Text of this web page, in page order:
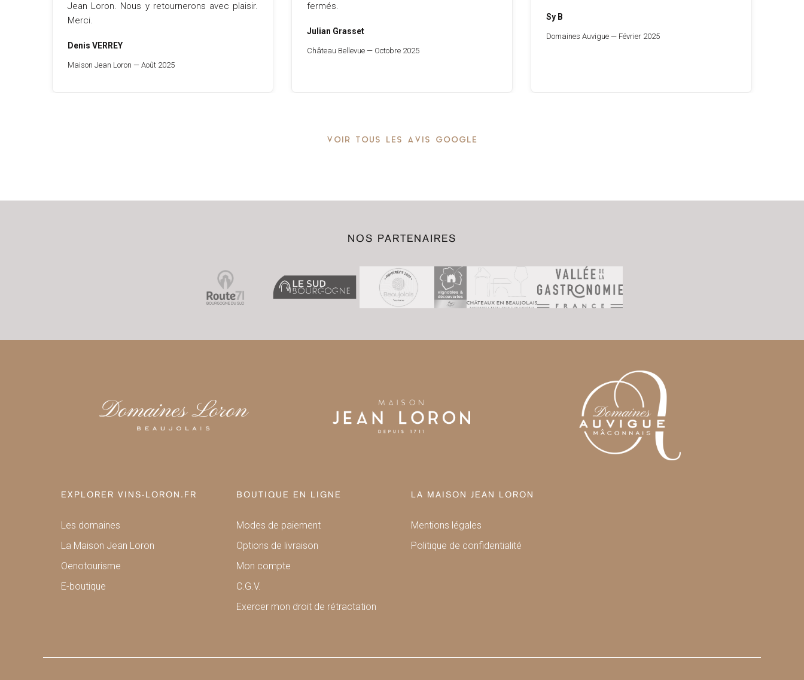
Jean Loron. Nous y retournerons avec plaisir.
Merci.
Denis VERREY
Maison Jean Loron — Août 2025
fermés.
Julian Grasset
Château Bellevue — Octobre 2025
Sy B
Domaines Auvigue — Février 2025
VOIR TOUS LES AVIS GOOGLE
NOS PARTENAIRES
EXPLORER VINS-LORON.FR
Les domaines
La Maison Jean Loron
Oenotourisme
E-boutique
BOUTIQUE EN LIGNE
Modes de paiement
Options de livraison
Mon compte
C.G.V.
Exercer mon droit de rétractation
LA MAISON JEAN LORON
Mentions légales
Politique de confidentialité